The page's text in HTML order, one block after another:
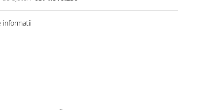
informatii